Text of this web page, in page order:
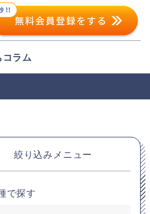
ラム
絞り込みメニュー
で探す